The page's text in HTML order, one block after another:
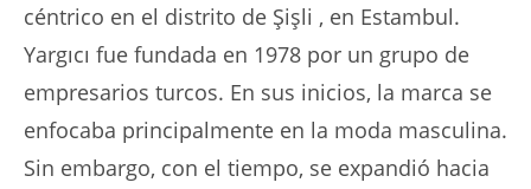
céntrico en el distrito de Şişli , en Estambul.
Yargıcı fue fundada en 1978 por un grupo de
empresarios turcos. En sus inicios, la marca se
enfocaba principalmente en la moda masculina.
Sin embargo, con el tiempo, se expandió hacia